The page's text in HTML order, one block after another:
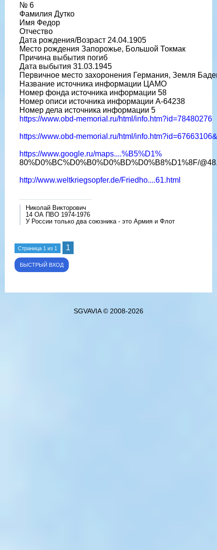
№ 6
Фамилия Дутко
Имя Федор
Отчество
Дата рождения/Возраст 24.04.1905
Место рождения Запорожье, Большой Токмак
Причина выбытия погиб
Дата выбытия 31.03.1945
Первичное место захоронения Германия, Земля
Название источника информации ЦАМО
Номер фонда источника информации 58
Номер описи источника информации A-64238
Номер дела источника информации 5
https://www.obd-memorial.ru/html/info.htm?id=78480276
https://www.obd-memorial.ru/html/
https://www.google.ru/maps....%B5%D1%
80%D0%BC%D0%B0%D0%BD%D0%B8%D1%8F/
http://www.weltkriegsopfer.de/Friedho....61.html
Николай Викторович
14 ОА ПВО 1974-1976
У России только два союзника - это Армия и Флот
Страница 1 из 1 1
SGVAVIA © 2008-2026